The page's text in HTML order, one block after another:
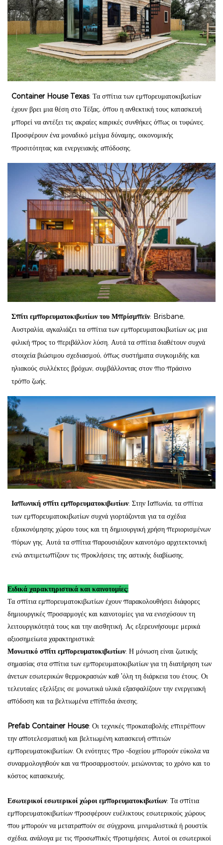
Container House Texas: Τα σπίτια των εμπορευματοκιβωτίων
έχουν βρει μια θέση στο Τέξας, όπου η ανθεκτική τους κατασκευή
μπορεί να αντέξει τις ακραίες καιρικές συνθήκες όπως οι τυφώνες.
Προσφέρουν ένα μοναδικό μείγμα δύναμης, οικονομικής
προσιτότητας και ενεργειακής απόδοσης.
Σπίτι εμπορευματοκιβωτίων του Μπρίσμπεϊν: Brisbane,
Αυστραλία, αγκαλιάζει τα σπίτια των εμπορευματοκιβωτίων ως μια
φιλική προς το περιβάλλον λύση. Αυτά τα σπίτια διαθέτουν συχνά
στοιχεία βιώσιμου σχεδιασμού, όπως συστήματα συγκομιδής και
ηλιακούς συλλέκτες βρόχων, συμβάλλοντας στον πιο πράσινο
τρόπο ζωής.
Ιαπωνική σπίτι εμπορευματοκιβωτίων: Στην Ιαπωνία, τα σπίτια
των εμπορευματοκιβωτίων συχνά γιορτάζονται για τα σχέδια
εξοικονόμησης χώρου τους και τη δημιουργική χρήση περιορισμένων
πόρων γης. Αυτά τα σπίτια παρουσιάζουν καινοτόμο αρχιτεκτονική
ενώ αντιμετωπίζουν τις προκλήσεις της αστικής διαβίωσης.
Ειδικά χαρακτηριστικά και καινοτομίες:
Τα σπίτια εμπορευματοκιβωτίων έχουν παρακολουθήσει διάφορες
δημιουργικές προσαρμογές και καινοτομίες για να ενισχύσουν τη
λειτουργικότητά τους και την αισθητική. Ας εξερευνήσουμε μερικά
αξιοσημείωτα χαρακτηριστικά:
Μονωτικό σπίτι εμπορευματοκιβωτίων: Η μόνωση είναι ζωτικής
σημασίας στα σπίτια των εμπορευματοκιβωτίων για τη διατήρηση των
άνετων εσωτερικών θερμοκρασιών καθ 'όλη τη διάρκεια του έτους. Οι
τελευταίες εξελίξεις σε μονωτικά υλικά εξασφαλίζουν την ενεργειακή
απόδοση και τα βελτιωμένα επίπεδα άνεσης.
Prefab Container House: Οι τεχνικές προκαταβολής επιτρέπουν
την αποτελεσματική και βελτιωμένη κατασκευή σπιτιών
εμπορευματοκιβωτίων. Οι ενότητες προ -δοχείου μπορούν εύκολα να
συναρμολογηθούν και να προσαρμοστούν, μειώνοντας το χρόνο και το
κόστος κατασκευής.
Εσωτερικοί εσωτερικοί χώροι εμπορευματοκιβωτίων: Τα σπίτια
εμπορευματοκιβωτίων προσφέρουν ευέλικτους εσωτερικούς χώρους
που μπορούν να μετατραπούν σε σύγχρονα, μινιμαλιστικά ή ρουστίκ
σχέδια, ανάλογα με τις προσωπικές προτιμήσεις. Αυτοί οι εσωτερικοί